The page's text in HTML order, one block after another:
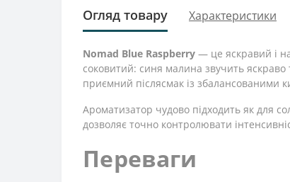
Огляд товару Характеристики
Nomad Blue Raspberry — це яскравий і
соковитий: синя малина звучить
приємний післясмак із збалансованими
Ароматизатор чудово підходить як для
дозволяє точно контролювати
Переваги